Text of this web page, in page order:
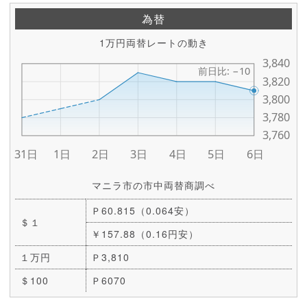
為替
1万円両替レートの動き
マニラ市の市中両替商調べ
＄１
Ｐ60.815（0.064安）
￥157.88（0.16円安）
１万円
Ｐ3,810
＄100
Ｐ6070